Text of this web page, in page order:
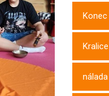
Kralice
nálada